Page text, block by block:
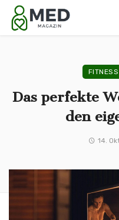
Das perfekte
den
14.